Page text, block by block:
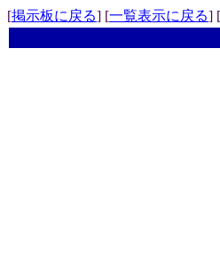
[掲示板に戻る] [一覧表示に戻る] [